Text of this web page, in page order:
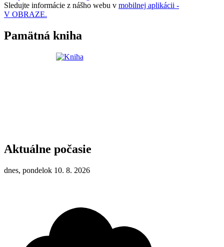
Sledujte informácie z nášho webu v mobilnej aplikácii -
V OBRAZE.
Pamätná kniha
Aktuálne počasie
dnes, pondelok 10. 8. 2026